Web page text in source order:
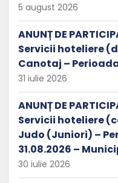
5 august 2026
ANUNȚ DE
Servicii hoteliere
Canotaj –
31 iulie 2026
ANUNȚ DE
Servicii hoteliere
Judo (Juniori) –
31.08.2026 –
30 iulie 2026